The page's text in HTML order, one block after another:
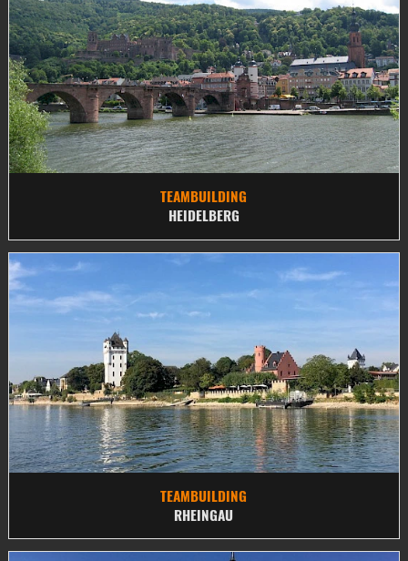
TEAMBUILDING
HEIDELBERG
TEAMBUILDING
RHEINGAU